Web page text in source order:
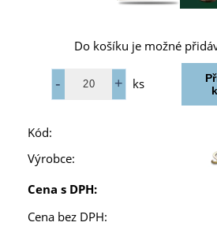
Do košíku je možné
ks
Kód:
Výrobce:
Cena s DPH:
Cena bez DPH: